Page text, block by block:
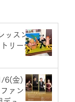
ッスン
リー受
6(金) ジ
ァン＆